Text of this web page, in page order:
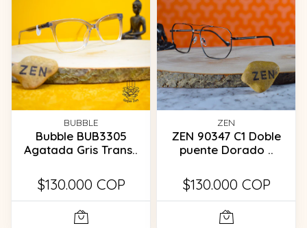
BUBBLE
Bubble BUB3305
Agatada Gris Trans..
$130.000 COP
ZEN
ZEN 90347 C1 Doble
puente Dorado ..
$130.000 COP